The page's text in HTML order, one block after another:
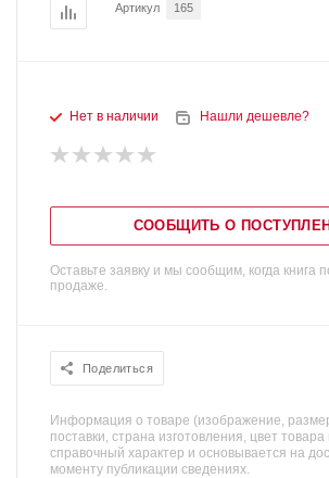
Артикул 165
Нет в наличии Нашли дешевле?
СООБЩИТЬ О
Оставьте заявку и мы сообщим, когда книга
продаже.
Поделиться
Информация о товаре (изображение,
поставки, страна изготовления, цвет товара
справочный характер и основывается на
моменту публикации сведениях.